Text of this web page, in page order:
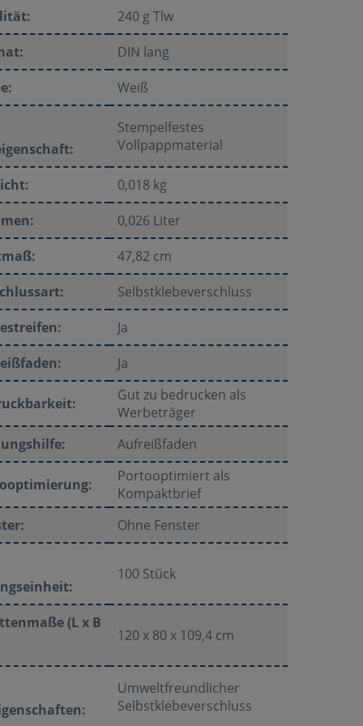
240 g Tlw
DIN lang
Weiß
Stempelfestes
Vollpappmaterial
0,018 kg
0,026 Liter
47,82 cm
Selbstklebeverschluss
Ja
Ja
Gut zu bedrucken als
Werbeträger
Aufreißfaden
Portooptimiert als
Kompaktbrief
Ohne Fenster
100 Stück
(L x B
120 x 80 x 109,4 cm
Umweltfreundlicher
Selbstklebeverschluss